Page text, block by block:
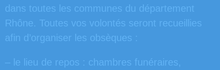
dans toutes les communes du département
Rhône. Toutes vos volontés seront recueillies
afin d’organiser les obsèques :
– le lieu de repos : chambres funéraires,